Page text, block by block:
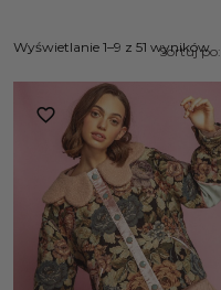
Sortuj po:
Wyświetlanie 1–9 z 51 wyników